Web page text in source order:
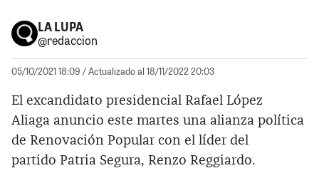
LA LUPA
@redaccion
05/10/2021 18:09 / Actualizado al 18/11/2022 20:03
El excandidato presidencial Rafael López
Aliaga anuncio este martes una alianza política
de Renovación Popular con el líder del
partido Patria Segura, Renzo Reggiardo.